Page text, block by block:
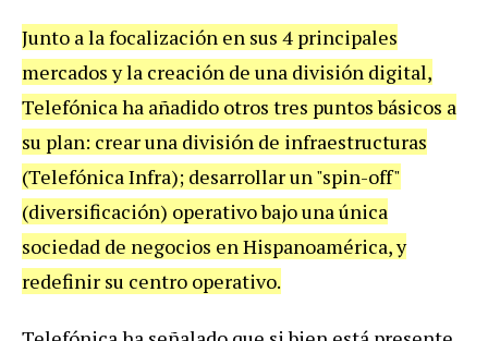
Junto a la focalización en sus 4 principales
mercados y la creación de una división digital,
Telefónica ha añadido otros tres puntos básicos a
su plan: crear una división de infraestructuras
(Telefónica Infra); desarrollar un "spin-off"
(diversificación) operativo bajo una única
sociedad de negocios en Hispanoamérica, y
redefinir su centro operativo.